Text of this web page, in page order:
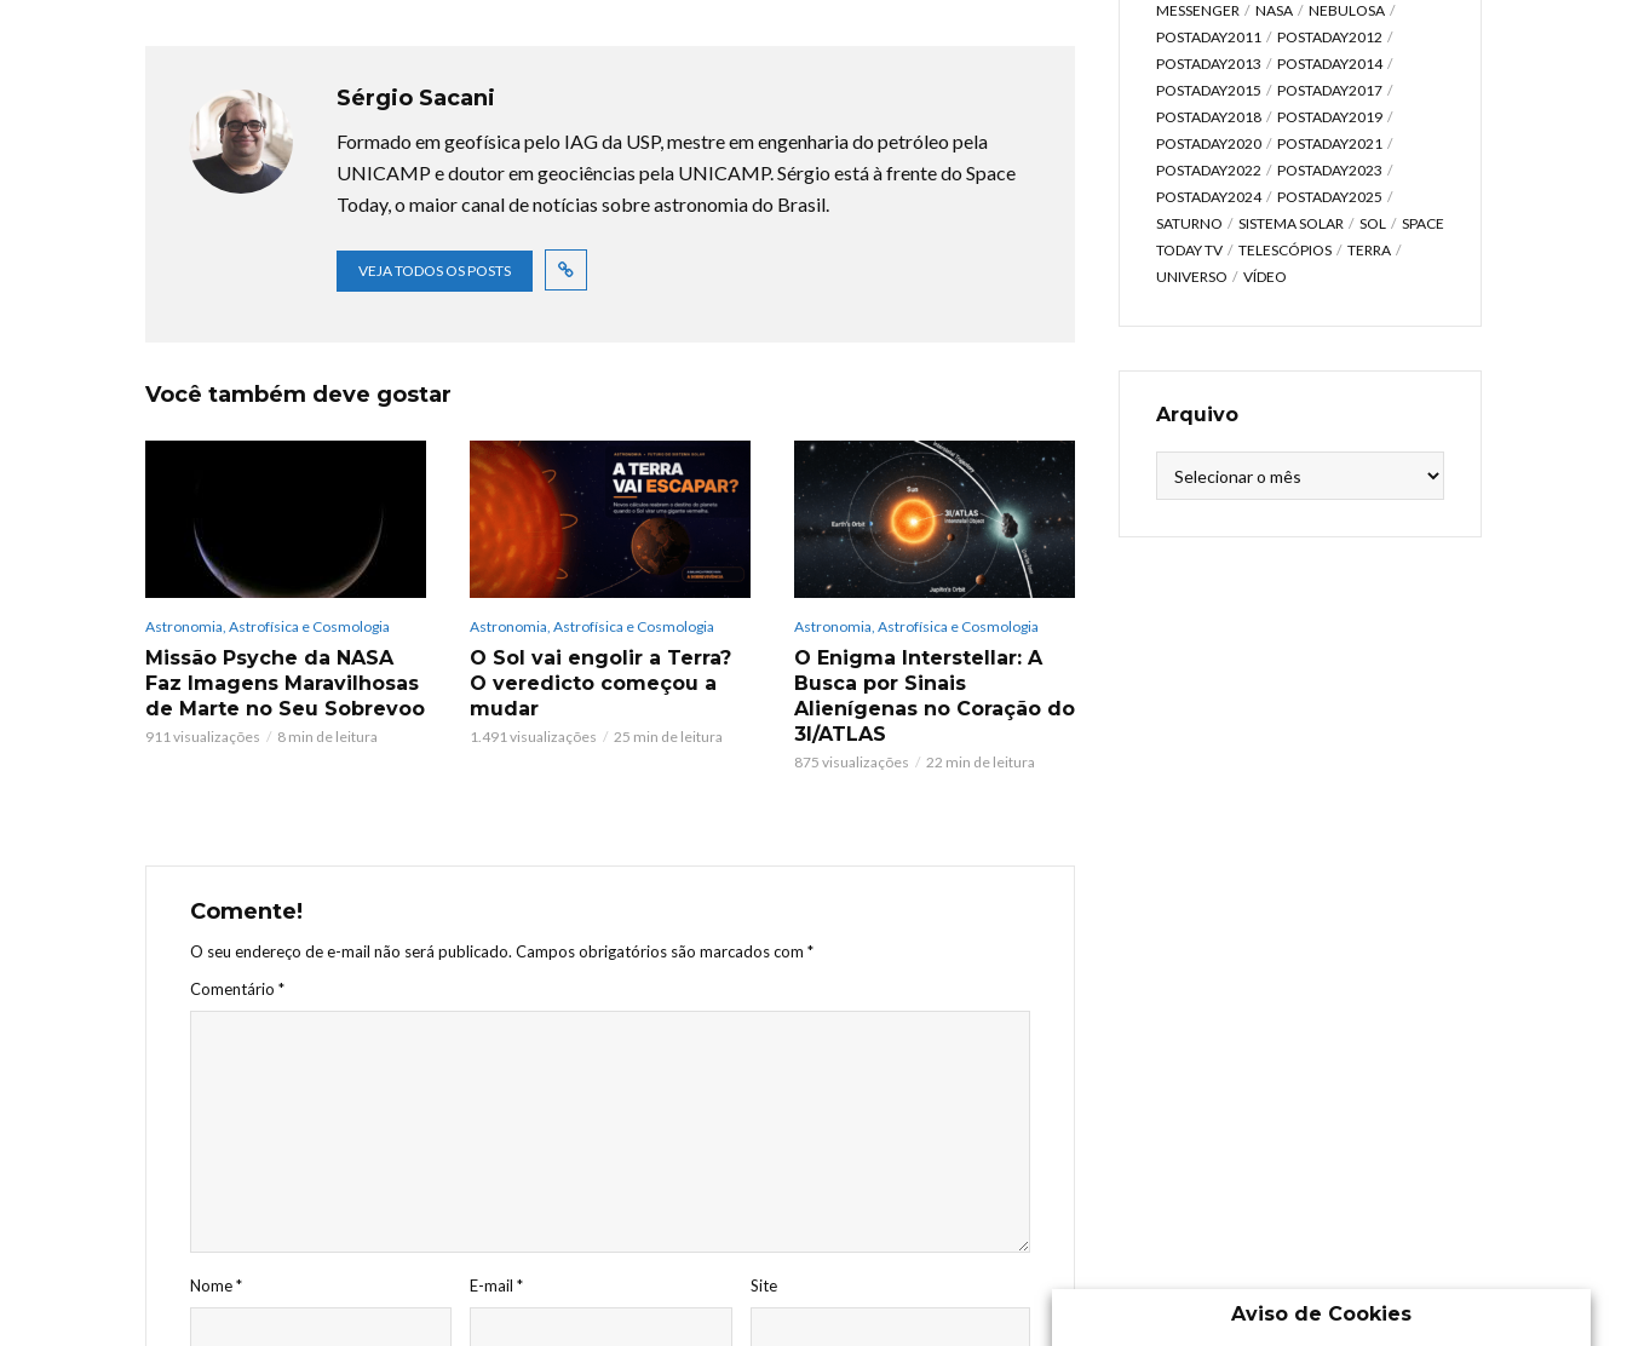
Sérgio Sacani
Formado em geofísica pelo IAG da USP, mestre em engenharia do petróleo pela
UNICAMP e doutor em geociências pela UNICAMP. Sérgio está à frente do Space
Today, o maior canal de notícias sobre astronomia do Brasil.
VEJA TODOS OS POSTS
Você também deve gostar
Astronomia, Astrofísica e Cosmologia
Missão Psyche da NASA
Faz Imagens Maravilhosas
de Marte no Seu Sobrevoo
911 visualizações 8 min de leitura
Astronomia, Astrofísica e Cosmologia
O Sol vai engolir a Terra?
O veredicto começou a
mudar
1.491 visualizações 25 min de leitura
Astronomia, Astrofísica e Cosmologia
O Enigma Interstellar: A
Busca por Sinais
Alienígenas no Coração do
3I/ATLAS
875 visualizações 22 min de leitura
Comente!
O seu endereço de e-mail não será publicado. Campos obrigatórios são marcados com *
Comentário *
Nome* E-mail* Site
MESSENGER
NASA
NEBULOSA
POSTADAY2011
POSTADAY2012
POSTADAY2013
POSTADAY2014
POSTADAY2015
POSTADAY2017
POSTADAY2018
POSTADAY2019
POSTADAY2020
POSTADAY2021
POSTADAY2022
POSTADAY2023
POSTADAY2024
POSTADAY2025
SATURNO
SISTEMA SOLAR SOL
SPACE
TODAY TV
TELESCÓPIOS
TERRA
UNIVERSO
VÍDEO
Arquivo
Aviso de Cookies